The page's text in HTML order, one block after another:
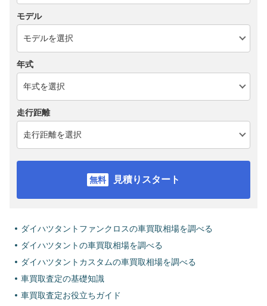
モデル
年式
走行距離
見積りスタート
ダイハツタントファンクロスの車買取相場を調べる
ダイハツタントの車買取相場を調べる
ダイハツタントカスタムの車買取相場を調べる
車買取査定の基礎知識
車買取査定お役立ちガイド